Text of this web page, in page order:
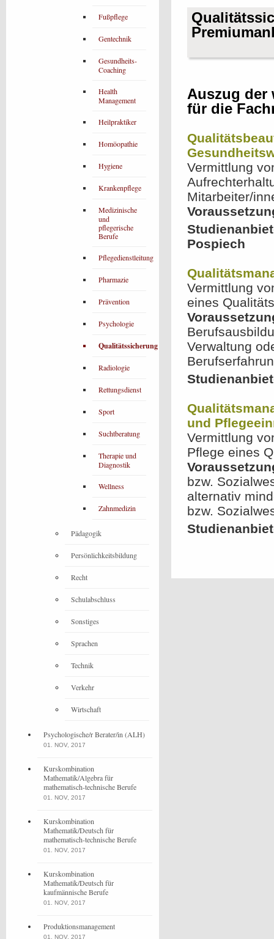
Auszug der
für die
Vermittlung
Mitarbeiter/
Pospiech
Vermittlung
eines
Verwaltung
und
Vermittlung
Pflege eines
bzw.
alternativ
bzw.
Fußpflege
Gentechnik
Gesundheits-
Coaching
Health
Management
Heilpraktiker
Homöopathie
Hygiene
Krankenpflege
Medizinische
und
pflegerische
Berufe
Pflegedienstleitung
Pharmazie
Prävention
Psychologie
Qualitätssicherung
Radiologie
Rettungsdienst
Sport
Suchtberatung
Therapie und
Diagnostik
Wellness
Zahnmedizin
Pädagogik
Persönlichkeitsbildung
Recht
Schulabschluss
Sonstiges
Sprachen
Technik
Verkehr
Wirtschaft
Psychologische/r Berater/in (ALH)
01. NOV, 2017
Kurskombination
Mathematik/Algebra für
mathematisch-technische Berufe
01. NOV, 2017
Kurskombination
Mathematik/Deutsch für
mathematisch-technische Berufe
01. NOV, 2017
Kurskombination
Mathematik/Deutsch für
kaufmännische Berufe
01. NOV, 2017
Produktionsmanagement
01. NOV, 2017